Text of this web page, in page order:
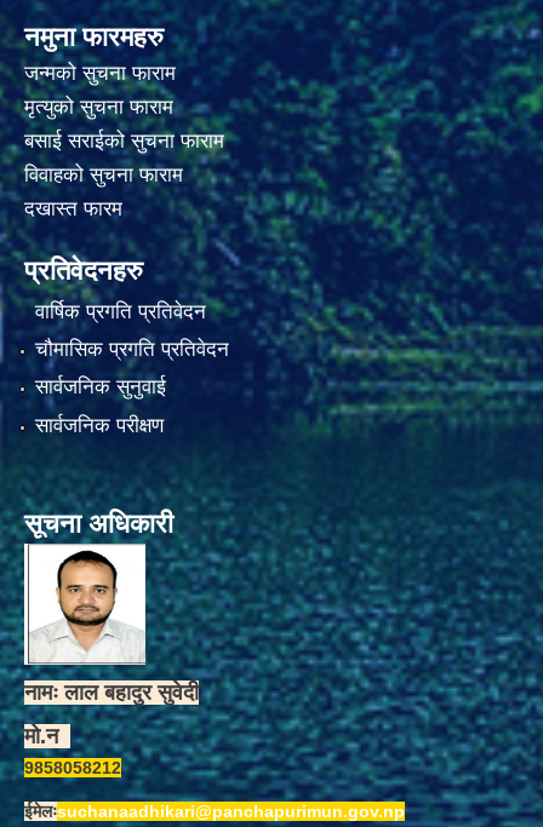
नमुना फारमहरु
जन्मको सुचना फाराम
मृत्युको सुचना फाराम
बसाई सराईको सुचना फाराम
विवाहको सुचना फाराम
दखास्त फारम
प्रतिवेदनहरु
वार्षिक प्रगति प्रतिवेदन
चौमासिक प्रगति प्रतिवेदन
सार्वजनिक सुनुवाई
सार्वजनिक परीक्षण
सूचना अधिकारी
नामः लाल बहादुर सुवेदी
मो.न
9858058212
ईमेलःsuchanaadhikari@panchapurimun.gov.np